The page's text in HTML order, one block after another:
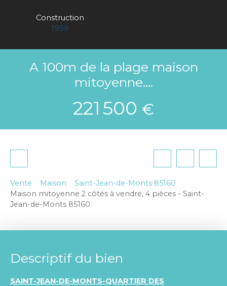
Construction
1959
A 100m de la plage maison
mitoyenne....
221 500 €
Vente Maison
Saint-Jean-de-Monts 85160
Maison mitoyenne 2 côtés à vendre, 4 pièces - Saint-
Jean-de-Monts 85160
Descriptif du bien
SAINT-JEAN-DE-MONTS-QUARTIER DES